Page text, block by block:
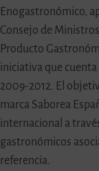
Enogastronómico,
Consejo de
Producto
iniciativa que
2009-2012. El
marca Saborea
internacional a
gastronómicos
referencia.